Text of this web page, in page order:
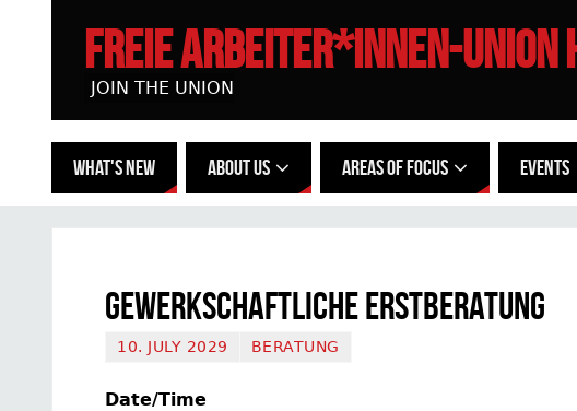
FREIE ARBEITER*INNEN-UNION
JOIN THE UNION
WHAT'S NEW ABOUT US AREAS OF FOCUS EVENTS
Gewerkschaftliche Erstberatung
10. JULY 2029 BERATUNG
Date/Time